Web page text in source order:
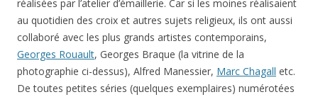
réalisées par l’atelier d’émaillerie. Car si les moines réalisaient
au quotidien des croix et autres sujets religieux, ils ont aussi
collaboré avec les plus grands artistes contemporains,
Georges Rouault, Georges Braque (la vitrine de la
photographie ci-dessus), Alfred Manessier, Marc Chagall etc.
De toutes petites séries (quelques exemplaires) numérotées